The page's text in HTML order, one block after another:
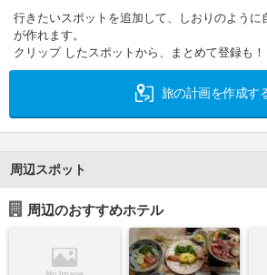
行きたいスポットを追加して、しおりのように
が作れます。
クリップ したスポットから、まとめて登録も！
旅の計画を作成す
周辺スポット
周辺のおすすめホテル